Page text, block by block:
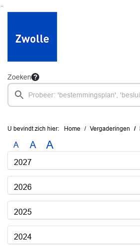
Ga naar de inhoud van deze pagina
Ga naar het zoeken
Ga naar het menu
Zoeken
U bevindt zich hier: Home Vergaderingen
A A A
2027
2026
2025
2024